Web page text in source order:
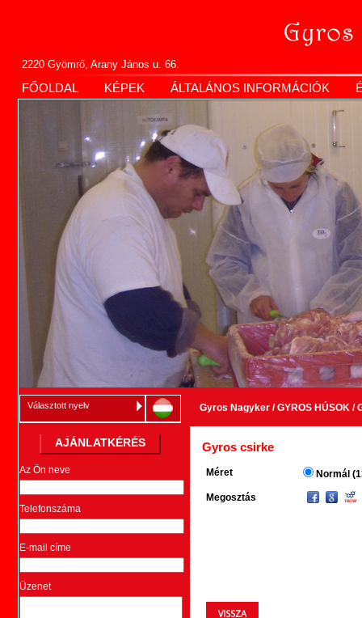
Választott nyelv
AJÁNLATKÉRÉS
Az Ön neve
Telefonszáma
E-mail címe
Üzenet
Gyros csirke
Méret Normál
Megosztás
Gyros Nagyker /GYROS HÚSOK /
FŐOLDAL KÉPEK ÁLTALÁNOS INFORMÁCIÓK
2220 Gyömrő, Arany János u. 66.